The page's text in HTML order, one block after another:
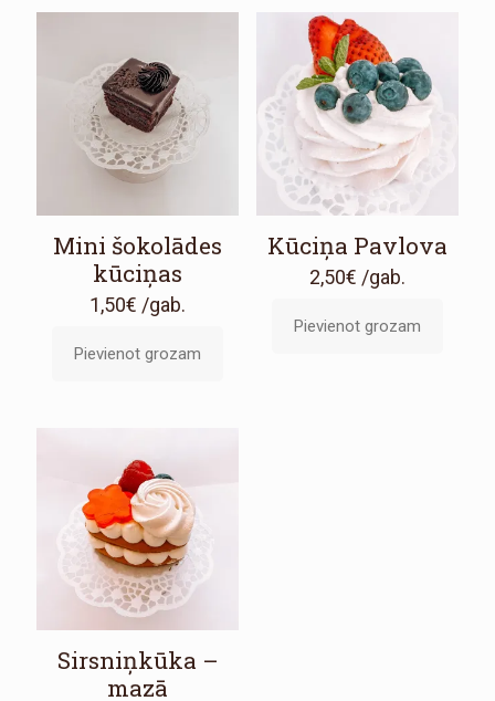
Mini šokolādes
kūciņas
1,50€ /gab.
Pievienot grozam
Kūciņa Pavlova
2,50€ /gab.
Pievienot grozam
Sirsniņkūka –
mazā